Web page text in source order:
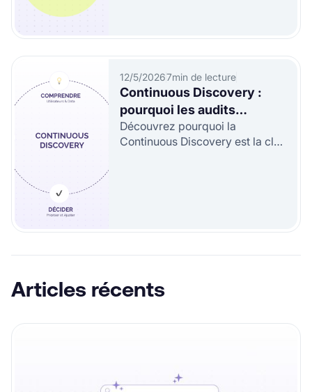
12/5/20267min de lecture
Continuous Discovery :
pourquoi les audits
ponctuels ne suffisent plus
?
Découvrez pourquoi la
Continuous Discovery est la clé
Articles récents